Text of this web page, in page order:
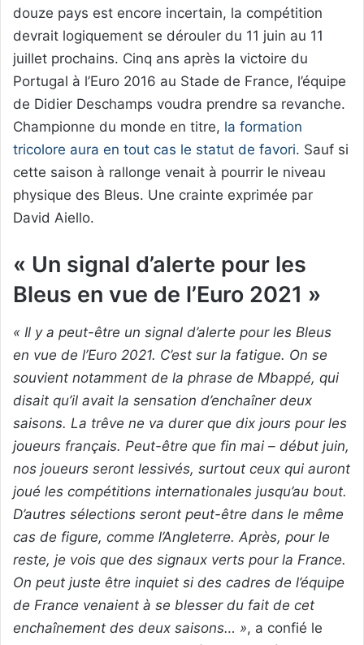
douze pays est encore incertain, la compétition
devrait logiquement se dérouler du 11 juin au 11
juillet prochains. Cinq ans après la victoire du
Portugal à l’Euro 2016 au Stade de France, l’équipe
de Didier Deschamps voudra prendre sa revanche.
Championne du monde en titre, la formation
tricolore aura en tout cas le statut de favori. Sauf si
cette saison à rallonge venait à pourrir le niveau
physique des Bleus. Une crainte exprimée par
David Aiello.
« Un signal d’alerte pour les
Bleus en vue de l’Euro 2021 »
« Il y a peut-être un signal d’alerte pour les Bleus
en vue de l’Euro 2021. C’est sur la fatigue. On se
souvient notamment de la phrase de Mbappé, qui
disait qu’il avait la sensation d’enchaîner deux
saisons. La trêve ne va durer que dix jours pour les
joueurs français. Peut-être que fin mai – début juin,
nos joueurs seront lessivés, surtout ceux qui auront
joué les compétitions internationales jusqu’au bout.
D’autres sélections seront peut-être dans le même
cas de figure, comme l’Angleterre. Après, pour le
reste, je vois que des signaux verts pour la France.
On peut juste être inquiet si des cadres de l’équipe
de France venaient à se blesser du fait de cet
enchaînement des deux saisons… », a confié le